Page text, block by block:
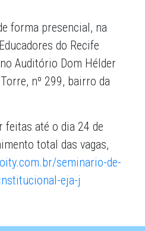
forma presencial, na
do Recife
Auditório Dom Hélder
nº 299, bairro da
feitas até o dia 24 de
total das vagas,
seminario-de-
eja-j